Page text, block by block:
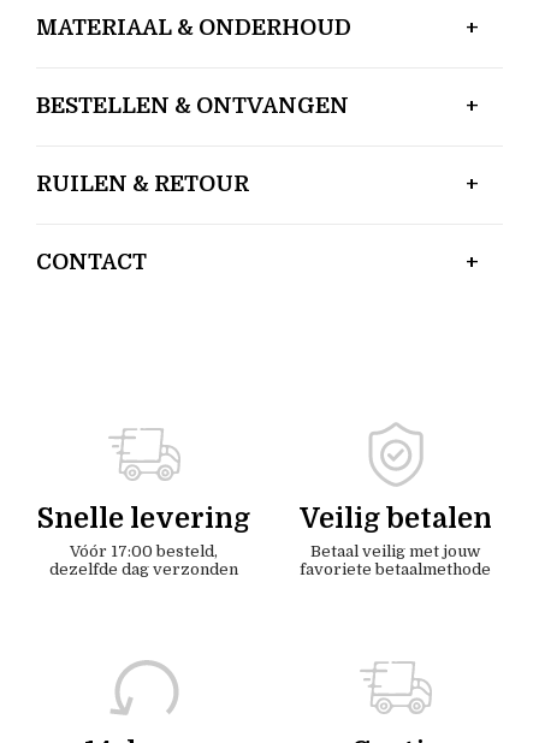
MATERIAAL & ONDERHOUD
BESTELLEN & ONTVANGEN
RUILEN & RETOUR
CONTACT
Snelle levering
Vóór 17:00 besteld,
dezelfde dag verzonden
Veilig betalen
Betaal veilig met jouw
favoriete betaalmethode